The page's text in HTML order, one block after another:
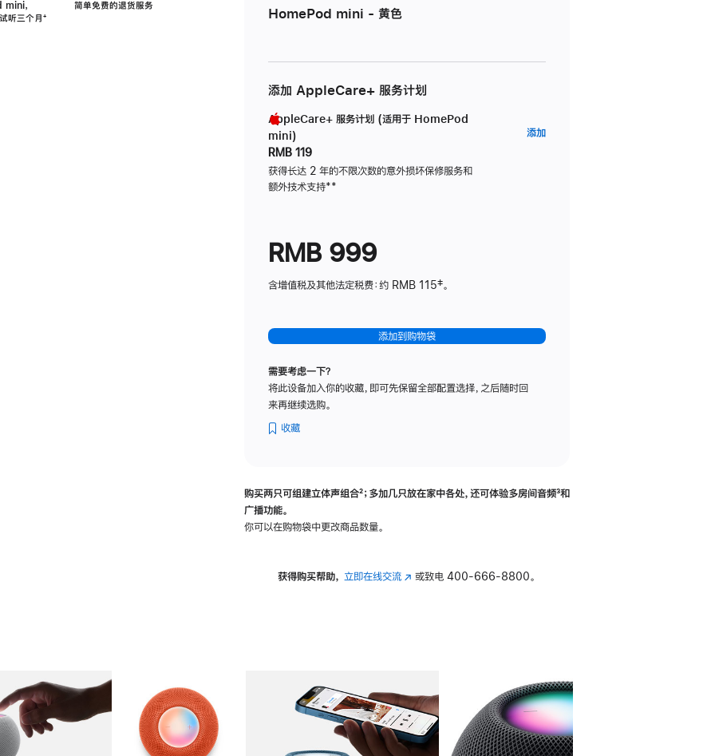
，
听三个月脚
⁺
简单免费的退货服务
HomePod mini - 黄色
添加 AppleCare+ 服务计划
AppleCare+ 服务计划 (适用于 HomePod
mini)
RMB 119
获得长达 2 年的不限次数的意外损坏保修服务和
额外技术支持脚
**
添加AppleCare+
RMB 999
含增值税及其他法定税费：约 RMB 115‡。
添加到购物袋
需要考虑一下？
将此设备加入你的收藏，即可先保留全部配置选择，之后随时回
来再继续选购。
收藏
购买两只可组建立体声组合脚
²；多加几只放在家中各处，还可体验多‍房‍间音频脚
³和
广播功能。
你可以在购物袋中更改商品数量。
获得购买帮助， 立即在线交流(在 或致电 400-666-8800。
图库 图像 图库 图像 图库 图像 4 图库 图像 5